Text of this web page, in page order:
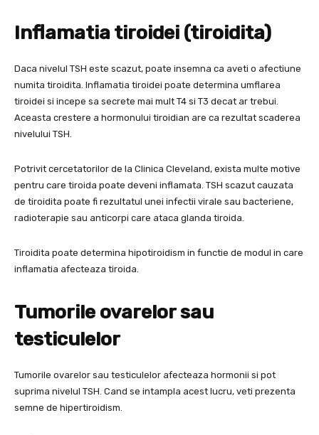
Inflamatia tiroidei (tiroidita)
Daca nivelul TSH este scazut, poate insemna ca aveti o afectiune
numita tiroidita. Inflamatia tiroidei poate determina umflarea
tiroidei si incepe sa secrete mai mult T4 si T3 decat ar trebui.
Aceasta crestere a hormonului tiroidian are ca rezultat scaderea
nivelului TSH.
Potrivit cercetatorilor de la Clinica Cleveland, exista multe motive
pentru care tiroida poate deveni inflamata. TSH scazut cauzata
de tiroidita poate fi rezultatul unei infectii virale sau bacteriene,
radioterapie sau anticorpi care ataca glanda tiroida.
Tiroidita poate determina hipotiroidism in functie de modul in care
inflamatia afecteaza tiroida.
Tumorile ovarelor sau
testiculelor
Tumorile ovarelor sau testiculelor afecteaza hormonii si pot
suprima nivelul TSH. Cand se intampla acest lucru, veti prezenta
semne de hipertiroidism.